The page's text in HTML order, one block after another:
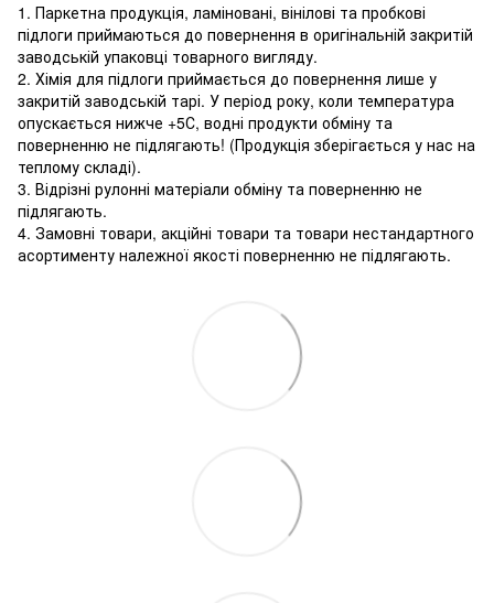
1. Паркетна продукція, ламіновані, вінілові та пробкові
підлоги приймаються до повернення в оригінальній закритій
заводській упаковці товарного вигляду.
2. Хімія для підлоги приймається до повернення лише у
закритій заводській тарі. У період року, коли температура
опускається нижче +5С, водні продукти обміну та
поверненню не підлягають! (Продукція зберігається у нас на
теплому складі).
3. Відрізні рулонні матеріали обміну та поверненню не
підлягають.
4. Замовні товари, акційні товари та товари нестандартного
асортименту належної якості поверненню не підлягають.